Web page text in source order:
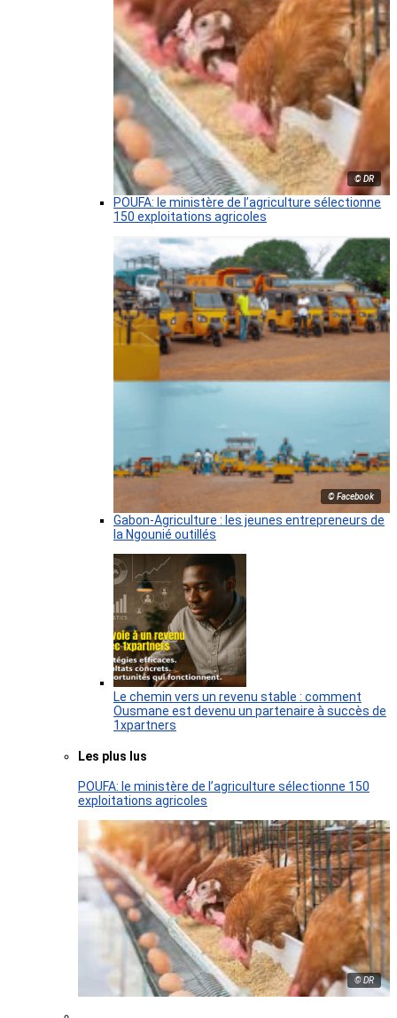
© DR
POUFA: le ministère de l’agriculture sélectionne
150 exploitations agricoles
© Facebook
Gabon-Agriculture : les jeunes entrepreneurs de
la Ngounié outillés
Le chemin vers un revenu stable : comment
Ousmane est devenu un partenaire à succès de
1xpartners
Les plus lus
POUFA: le ministère de l’agriculture sélectionne 150
exploitations agricoles
© DR